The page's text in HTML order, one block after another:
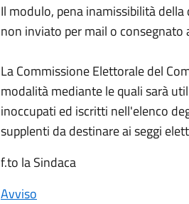
Il modulo, pena inamissibilità
non inviato per mail o
La Commissione Elettorale del
modalità mediante le quali sarà
inoccupati ed iscritti nell'elenco
supplenti da destinare ai seggi
f.to la Sindaca
Avviso